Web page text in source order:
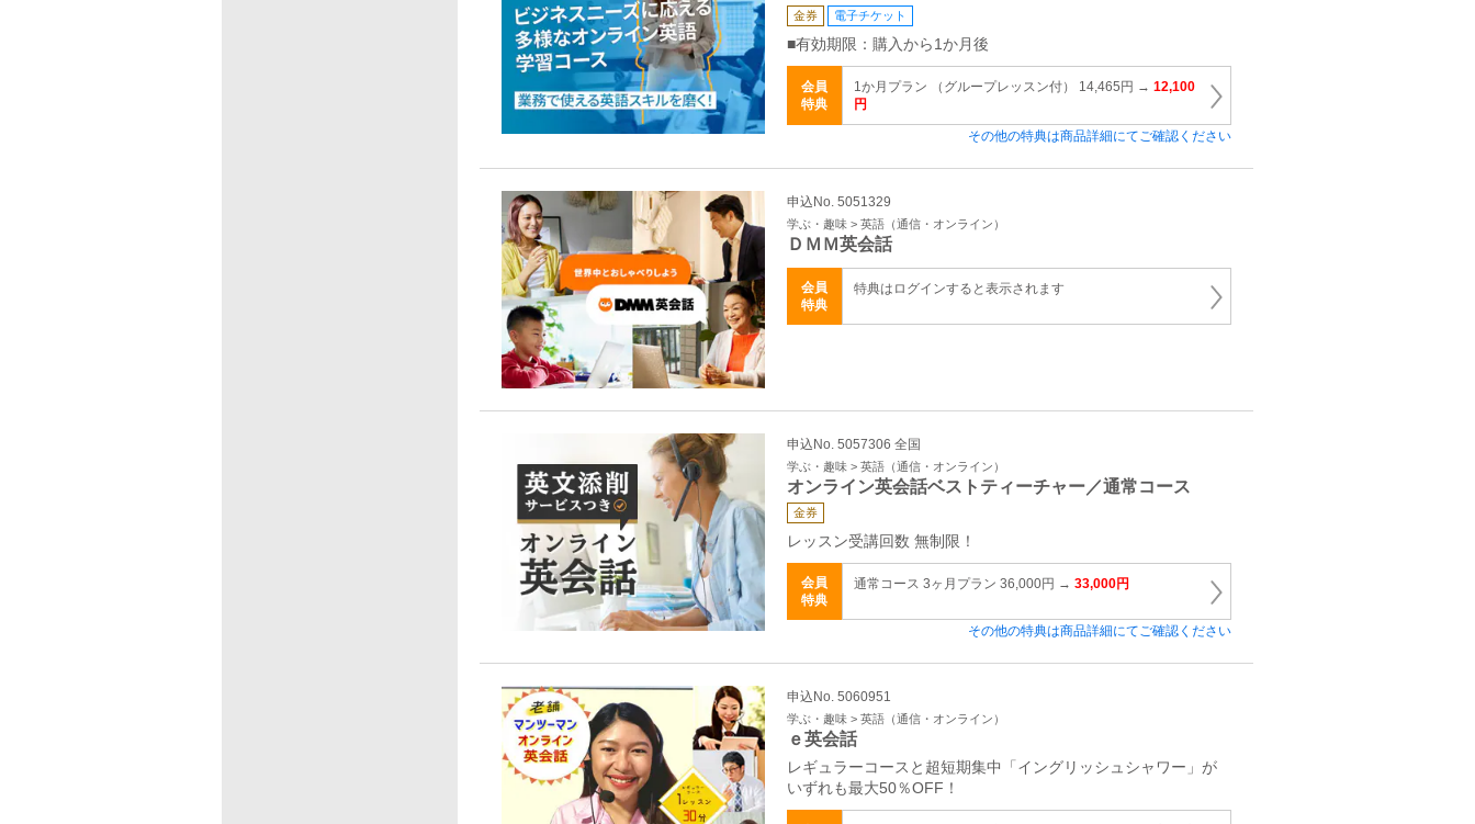
金券 電子チケット
■有効期限：購入から1か月後
会員
特典
1か月プラン （グループレッスン付） 14,465円 → 12,100
円
その他の特典は商品詳細にてご確認ください
申込No. 5051329
学ぶ・趣味 > 英語（通信・オンライン）
ＤＭＭ英会話
会員
特典
特典はログインすると表示されます
申込No. 5057306 全国
学ぶ・趣味 > 英語（通信・オンライン）
オンライン英会話ベストティーチャー／通常コース
金券
レッスン受講回数 無制限！
会員
特典
通常コース 3ヶ月プラン 36,000円 → 33,000円
その他の特典は商品詳細にてご確認ください
申込No. 5060951
学ぶ・趣味 > 英語（通信・オンライン）
ｅ英会話
レギュラーコースと超短期集中「イングリッシュシャワー」が
いずれも最大50％OFF！